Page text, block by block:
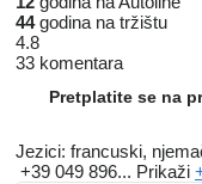
44godina na tržištu
4.8
33 komentara
Pretplatite se na
Jezici: francuski,
+39 049 896... Prikaži